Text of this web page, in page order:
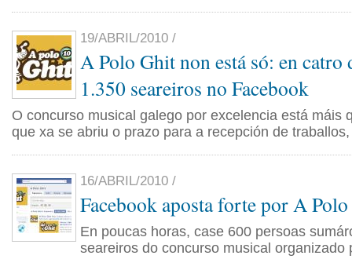
19/ABRIL/2010 /
A Polo Ghit non está só: en catro
1.350 seareiros no Facebook
O concurso musical galego por excelencia está máis
que xa se abriu o prazo para a recepción de
16/ABRIL/2010 /
Facebook aposta forte por A
En poucas horas, case 600 persoas
seareiros do concurso musical organizado